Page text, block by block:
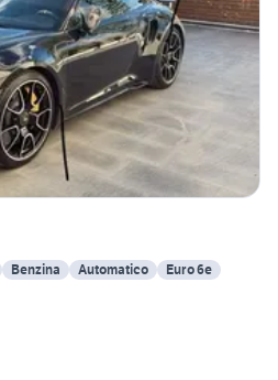
Benzina Automatico Euro 6e